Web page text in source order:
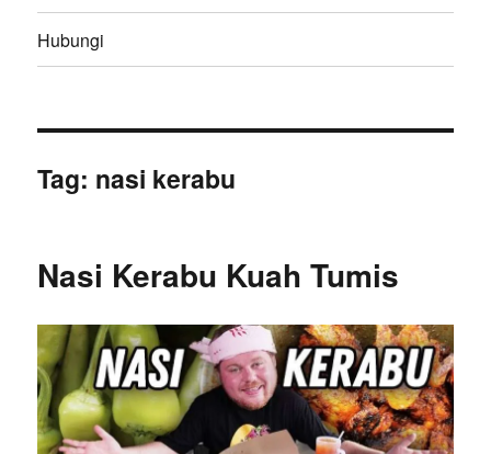
Hubungi
Tag: nasi kerabu
Nasi Kerabu Kuah Tumis